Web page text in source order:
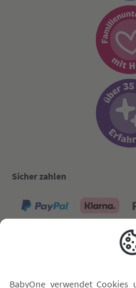
Sicher zahlen